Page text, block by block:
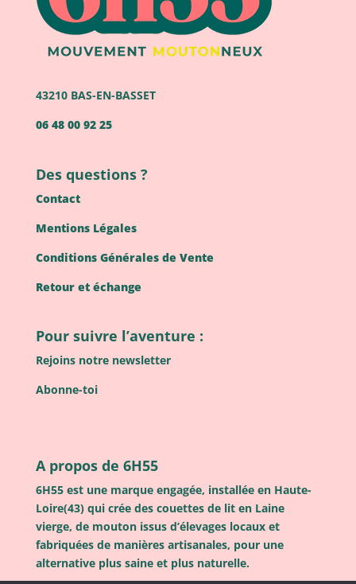
43210 BAS-EN-BASSET
06 48 00 92 25
Des questions ?
Contact
Mentions Légales
Conditions Générales de Vente
Retour et échange
Pour suivre l’aventure :
Rejoins notre newsletter
Abonne-toi
A propos de 6H55
6H55 est une marque engagée, installée en Haute-
Loire(43) qui crée des couettes de lit en Laine
vierge, de mouton issus d’élevages locaux et
fabriquées de manières artisanales, pour une
alternative plus saine et plus naturelle.